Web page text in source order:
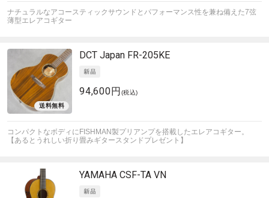
ナチュラルなアコースティックサウンドとパフォーマンス性を兼ね備えた7弦
薄型エレアコギター
DCT Japan FR-205KE
94,600円 (税込)
コンパクトなボディにFISHMAN製プリアンプを搭載したエレアコギター。
【あるとうれしい折り畳みギタースタンドプレゼント】
YAMAHA CSF-TA VN